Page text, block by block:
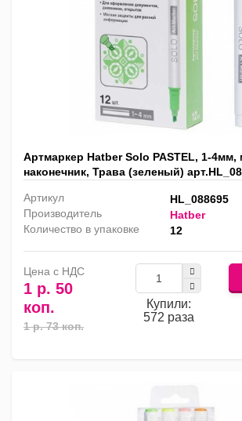
Артмаркер Hatber Solo PASTEL, 1-4мм,
наконечник, Трава (зеленый)
Артикул
HL_088695
Производитель
Hatber
Количество в упаковке
12
Цена с НДС
1 р. 50
коп.
1 р. 73 коп.
Купили:
572 раза